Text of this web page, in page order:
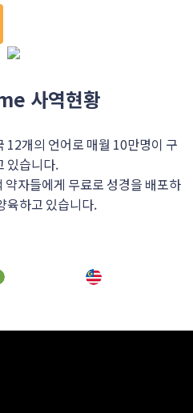
사역현황
개의 언어로 매월 10만명이 구
있습니다.
자들에게 무료로 성경을 배포하
육하고 있습니다.